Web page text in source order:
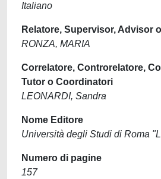
Italiano
Relatore, Supervisor, Advisor
RONZA, MARIA
Correlatore, Controrelatore,
Tutor o Coordinatori
LEONARDI, Sandra
Nome Editore
Università degli Studi di Roma
Numero di pagine
157